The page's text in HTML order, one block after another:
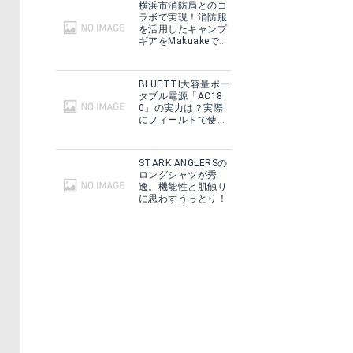
横浜市消防局とのコ
ラボで実現！消防服
を活用したキャンプ
ギアをMakuakeで予
BLUETTI大容量ポー
タブル電源「AC18
0」の実力は？実際
にフィールドで使用
STARK ANGLERSの
ロングシャツが秀
逸。機能性と肌触り
に思わずうっとり！